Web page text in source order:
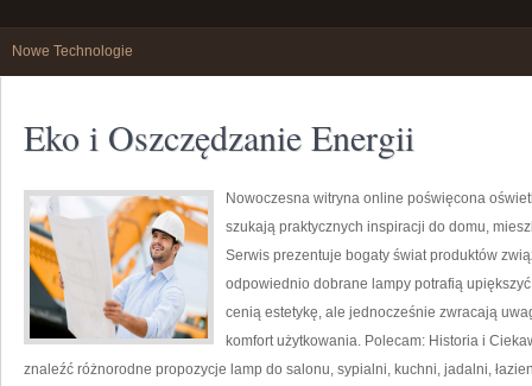
Nowe Technologie
Eko i Oszczędzanie Energii
Nowoczesna witryna online poświęcona
szukają praktycznych inspiracji do domu,
Serwis prezentuje bogaty świat produktów
odpowiednio dobrane lampy potrafią
cenią estetykę, ale jednocześnie zwracają
komfort użytkowania. Polecam: Historia i
znaleźć różnorodne propozycje lamp do salonu, sypialni, kuchni, jadalni,